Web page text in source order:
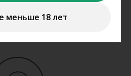
меньше 18 лет